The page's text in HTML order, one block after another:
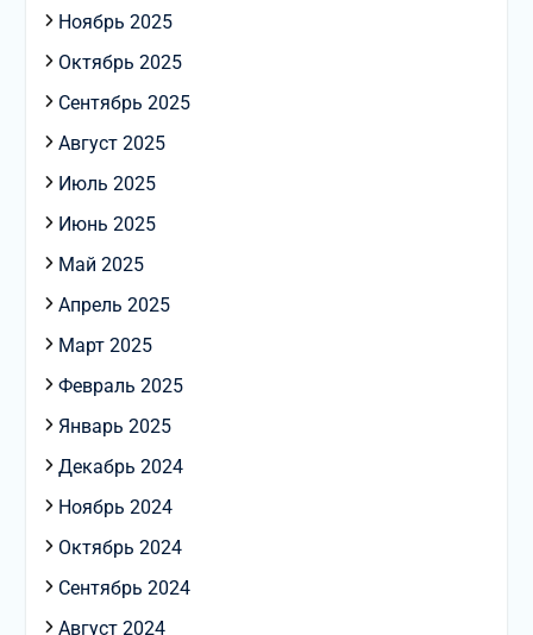
Ноябрь 2025
Октябрь 2025
Сентябрь 2025
Август 2025
Июль 2025
Июнь 2025
Май 2025
Апрель 2025
Март 2025
Февраль 2025
Январь 2025
Декабрь 2024
Ноябрь 2024
Октябрь 2024
Сентябрь 2024
Август 2024